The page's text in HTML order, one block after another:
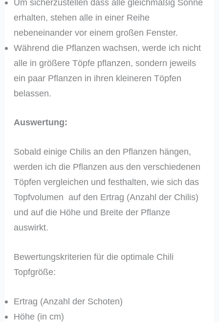
Um sicherzustellen dass alle gleichmäßig Sonne
erhalten, stehen alle in einer Reihe
nebeneinander vor einem großen Fenster.
Während die Pflanzen wachsen, werde ich nicht
alle in größere Töpfe pflanzen, sondern jeweils
ein paar Pflanzen in ihren kleineren Töpfen
belassen.
Auswertung:
Sobald einige Chilis an den Pflanzen hängen,
werden ich die Pflanzen aus den verschiedenen
Töpfen vergleichen und festhalten, wie sich das
Topfvolumen auf den Ertrag (Anzahl der Chilis)
und auf die Höhe und Breite der Pflanze
auswirkt.
Bewertungskriterien für die optimale Chili
Topfgröße:
Ertrag (Anzahl der Schoten)
Höhe (in cm)